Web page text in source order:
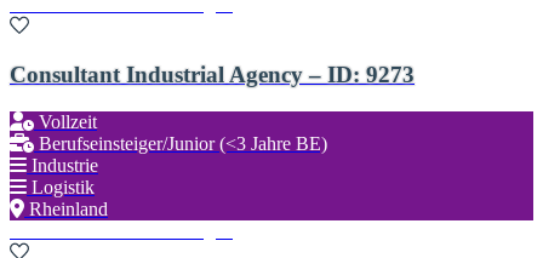
Consultant Industrial Agency – ID: 9273
Vollzeit
Berufseinsteiger/Junior (<3 Jahre BE)
Industrie
Logistik
Rheinland